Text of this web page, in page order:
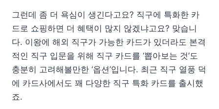
그런데 좀 더 욕심이 생긴다고요? 직구에 특화한 카
드로 쇼핑하면 더 혜택이 많지 않겠냐고요? 맞습니
다. 이왕에 해외 직구가 가능한 카드가 있더라도 본격
적인 직구 입문을 위해 직구 카드를 ‘뽑아보는 것’도
충분히 고려해볼만한 ‘옵션’입니다. 최근 직구 열풍 덕
에 카드사에서도 꽤 다양한 직구 특화 카드를 출시했
죠.